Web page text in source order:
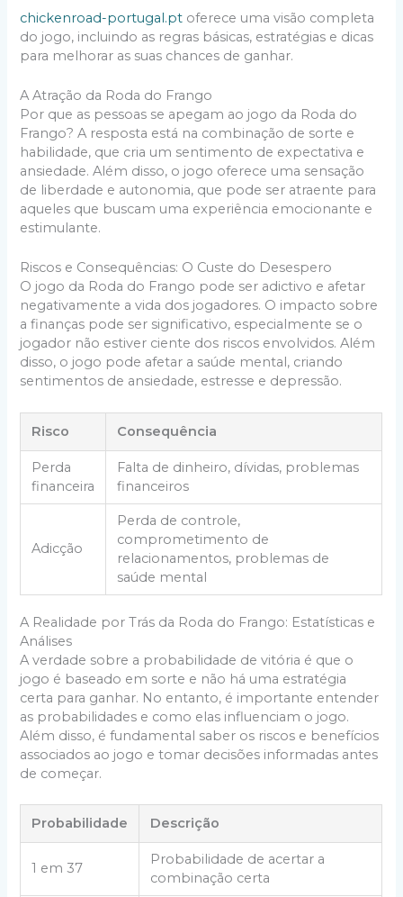
chickenroad-portugal.pt oferece uma visão completa
do jogo, incluindo as regras básicas, estratégias e dicas
para melhorar as suas chances de ganhar.
A Atração da Roda do Frango
Por que as pessoas se apegam ao jogo da Roda do
Frango? A resposta está na combinação de sorte e
habilidade, que cria um sentimento de expectativa e
ansiedade. Além disso, o jogo oferece uma sensação
de liberdade e autonomia, que pode ser atraente para
aqueles que buscam uma experiência emocionante e
estimulante.
Riscos e Consequências: O Custe do Desespero
O jogo da Roda do Frango pode ser adictivo e afetar
negativamente a vida dos jogadores. O impacto sobre
a finanças pode ser significativo, especialmente se o
jogador não estiver ciente dos riscos envolvidos. Além
disso, o jogo pode afetar a saúde mental, criando
sentimentos de ansiedade, estresse e depressão.
Risco Consequência
Perda
financeira
Falta de dinheiro, dívidas, problemas
financeiros
Adicção
Perda de controle,
comprometimento de
relacionamentos, problemas de
saúde mental
A Realidade por Trás da Roda do Frango: Estatísticas e
Análises
A verdade sobre a probabilidade de vitória é que o
jogo é baseado em sorte e não há uma estratégia
certa para ganhar. No entanto, é importante entender
as probabilidades e como elas influenciam o jogo.
Além disso, é fundamental saber os riscos e benefícios
associados ao jogo e tomar decisões informadas antes
de começar.
Probabilidade Descrição
1 em 37
Probabilidade de acertar a
combinação certa